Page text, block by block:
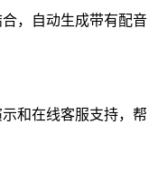
，自动生成带有配音
和在线客服支持，帮